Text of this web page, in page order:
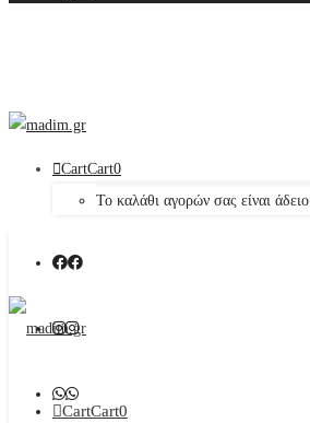
CartCart0
Το καλάθι αγορών σας είναι άδειο
CartCart0